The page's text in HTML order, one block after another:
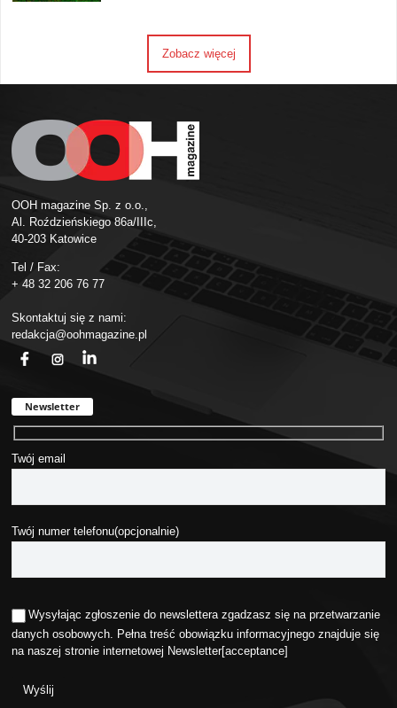
Zobacz więcej
OOH magazine Sp. z o.o.,
Al. Roździeńskiego 86a/IIIc,
40-203 Katowice
Tel / Fax:
+ 48 32 206 76 77
Skontaktuj się z nami:
redakcja@oohmagazine.pl
Newsletter
Twój email
Twój numer telefonu(opcjonalnie)
Wysyłając zgłoszenie do newslettera zgadzasz się na przetwarzanie
danych osobowych. Pełna treść obowiązku informacyjnego znajduje się
na naszej stronie internetowej Newsletter[acceptance]